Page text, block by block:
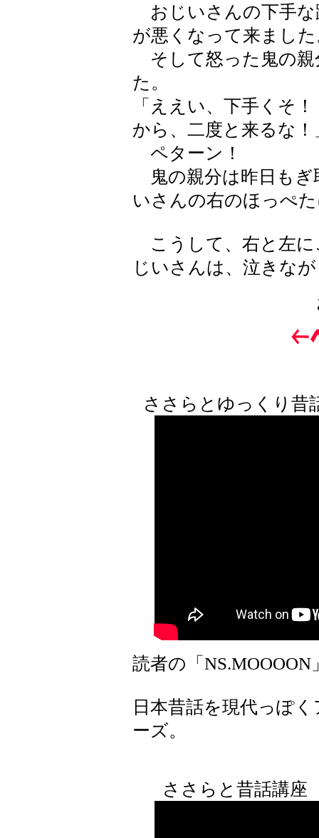
おじいさんの下手な
が悪くなって来まし
そして怒った鬼の親
た。
「ええい、下手くそ
から、二度と来るな！
ペターン！
鬼の親分は昨日もぎ
いさんの右のほっぺ
こうして、右と左に
じいさんは、泣きな
ささらとゆっくり
読者の「
日本昔話を現代っぽ
ーズ。
ささらと昔話講